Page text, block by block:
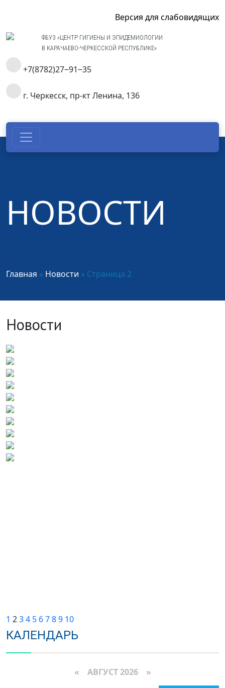
Версия для слабовидящих
ФБУЗ «ЦЕНТР ГИГИЕНЫ И ЭПИДЕМИОЛОГИИ
В КАРАЧАЕВО-ЧЕРКЕССКОЙ РЕСПУБЛИКЕ»
+7(8782)27‒91‒35
г. Черкесск, пр-кт Ленина, 136
НОВОСТИ
Главная » Новости » Страница 2
Новости
1 234 5 6789 10
КАЛЕНДАРЬ
« АВГУСТ 2026 »